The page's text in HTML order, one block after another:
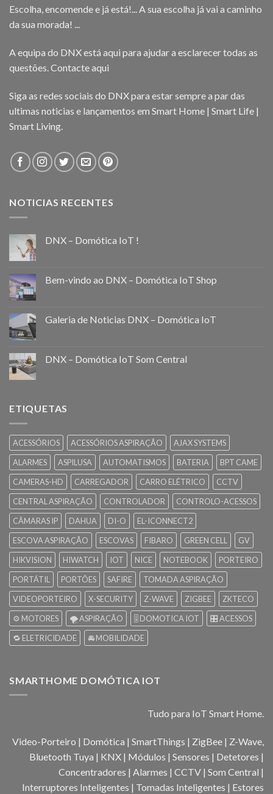
Escolha, encomende e já está!... A sua escolha já vai a caminho
da sua morada! ...
A equipa do DNX está aqui para ajudar a esclarecer todas as
questões. Contacte aqui
Siga as redes sociais do DNX para estar sempre a par das
ultimas noticias e lançamentos em Smart Home | Smart Life |
Smart Living.
NOTICIAS RECENTES
DNX – Domótica IoT !
Bem-vindo ao DNX – Domótica IoT Shop
Galeria de Noticias DNX – Domótica IoT
DNX – Domótica IoT Som Central
ETIQUETAS
ACESSÓRIOS ACESSÓRIOS ASPIRAÇÃO
AJAX SYSTEMS
ALARMES
ASPILUSA AUTOMATISMOS BATERIA
BPT CAME
CAMERAS-HD
CARREGADOR CARRO ELÉTRICO
CCTV
CENTRAL ASPIRAÇÃO
CONTROLADOR
CONTROLO-ACESSOS
CÂMARAS IP
DAHUA DI-O
EL-ICONNECT2
ESCOVA ASPIRAÇÃO
ESCOVAS FIBARO GREEN CELL
GV
HIKVISION
HIWATCH IOT NICE NOTEBOOK
PORTEIRO
PORTÁTIL
PORTÕES SAFIRE
TOMADA ASPIRAÇÃO
VIDEOPORTEIRO
X-SECURITY Z-WAVE ZIGBEE
ZKTECO
⚙️ MOTORES
🌪️ ASPIRAÇÃO 🎚️ DOMOTICA IOT
🎛️ ACESSOS
🔁 ELETRICIDADE
🚘 MOBILIDADE
SMARTHOME DOMÓTICA IOT
Tudo para IoT Smart Home.
Video-Porteiro | Domótica | SmartThings | ZigBee | Z-Wave,
Bluetooth Tuya | KNX | Módulos | Sensores | Detetores |
Concentradores | Alarmes | CCTV | Som Central |
Interruptores Inteligentes | Tomadas Inteligentes | Estores